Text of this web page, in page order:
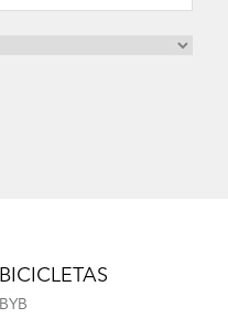
BICICLETAS
BYB